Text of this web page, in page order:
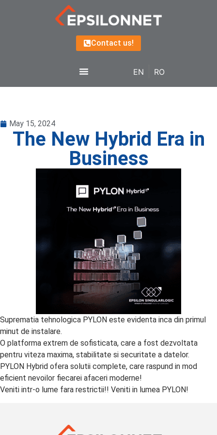
Contact us!
EN RO
May 15, 2024
The New Hybrid Era in
Business
Suprematia tehnologica PYLON este evidenta inca din primul
minut de instalare.
O platforma extrem de sofisticata, care a fost dezvoltata
pentru viteza maxima, stabilitate si securitate a datelor.
PYLON Hybrid ofera solutii complete, care raspund in mod
eficient nevoilor fiecarei afaceri moderne!
Veniti intr-o lume fara restrictii!! Veniti in lumea PYLON!